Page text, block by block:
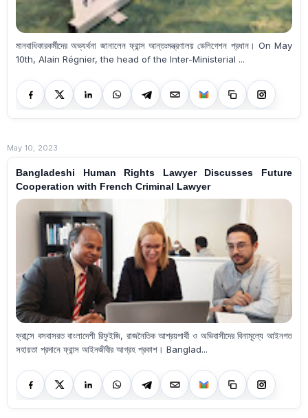
মানবাধিকারকর্মীদের অভ্যর্থনা জানালেন ফ্রান্স আন্তঃমন্ত্রণালয় ডেলিগেশন প্রধান। On May
10th, Alain Régnier, the head of the Inter-Ministerial ...
May 10, 2023
Bangladeshi Human Rights Lawyer Discusses Future
Cooperation with French Criminal Lawyer
ফ্রান্সে বসবাসরত বাংলাদেশী রিফুইজি, রাজনৈতিক আশ্রয়পার্থী ও অভিবাসীদের বিনামূল্যে আইনগত
সহায়তা প্রদানে ফ্রান্স আইনজীবীর আগ্রহ প্রকাশ। Banglad...